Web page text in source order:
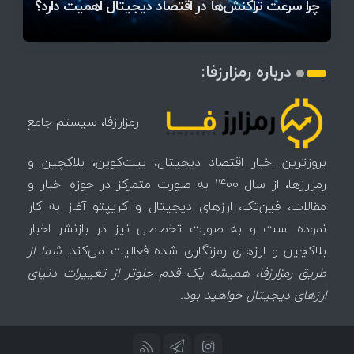
چرا سرعت تراکنش‌ها در اقتصاد دیجیتال اهمیت دارد؟
تهدید بیت‌کوین مشخص شد
اتفاق تاریخی در بازار رمزارزها / بیت‌کوین سبز شد
تغییر می‌کند
کدامند؟
اتفاق مهم در بازار رمزارزها / بیت‌کوین وارد فاز تازه شد
میز / ۶۲۲ بیت‌کوین کجا رفت؟
دلار بیت‌کوین
درباره رمزارزفا:
رمزارزفا، سیستم جامع
بروزترین اخبار اقتصاد دیجیتال، بیت‌کوین، بلاکچین و
رمزارزها، از سال 1400 به صورت متمرکز در حوزه اخبار و
مقالات، فین‌تک، ارزهای‌ دیجیتال و کریپتو آغاز به کار
نموده است و به صورت تخصصی نیز در بازنشر اخبار
بلاکچین و ارزهای رمزنگاری شده فعالیت می‌کند.شما از
طریق رمزارزفا، همیشه یک قدم جلوتر از تغییرات دنیای
ارزهای دیجیتال خواهید بود.